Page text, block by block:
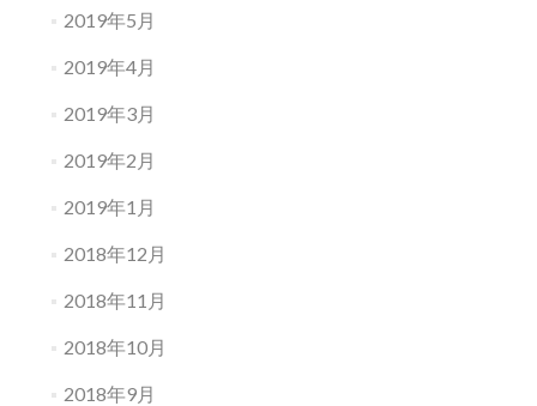
2019年5月
2019年4月
2019年3月
2019年2月
2019年1月
2018年12月
2018年11月
2018年10月
2018年9月